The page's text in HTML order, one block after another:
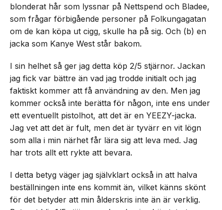
blonderat hår som lyssnar på Nettspend och Bladee,
som frågar förbigående personer på Folkungagatan
om de kan köpa ut cigg, skulle ha på sig. Och (b) en
jacka som Kanye West står bakom.
I sin helhet så ger jag detta köp 2/5 stjärnor. Jackan
jag fick var bättre än vad jag trodde initialt och jag
faktiskt kommer att få användning av den. Men jag
kommer också inte berätta för någon, inte ens under
ett eventuellt pistolhot, att det är en YEEZY-jacka.
Jag vet att det är fult, men det är tyvärr en vit lögn
som alla i min närhet får lära sig att leva med. Jag
har trots allt ett rykte att bevara.
I detta betyg väger jag självklart också in att halva
beställningen inte ens kommit än, vilket känns skönt
för det betyder att min ålderskris inte än är verklig.